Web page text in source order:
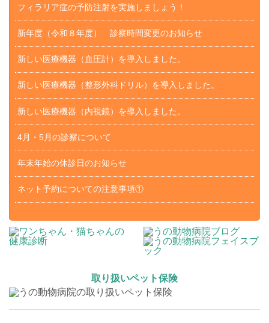
フィラリア症の予防注射を実施しましょう！
新年度（令和８年度） 診察時間変更のお知らせ
新しい医療機器（血圧計）を導入しました。
新しい医療機器（整形外科ドリル）を導入しました。
新しい医療機器（内視鏡）を導入しました。
4月・5月の診察について
年末年始の休診日のお知らせ
ネット予約についての注意事項①
取り扱いペット保険